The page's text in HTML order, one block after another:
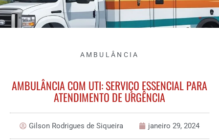
AMBULÂNCIA
AMBULÂNCIA COM UTI: SERVIÇO ESSENCIAL PARA
ATENDIMENTO DE URGÊNCIA
Gilson Rodrigues de Siqueira janeiro 29, 2024